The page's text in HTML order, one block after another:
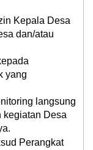
Kepala Desa
dan/atau
yang
langsung
kegiatan Desa
Perangkat